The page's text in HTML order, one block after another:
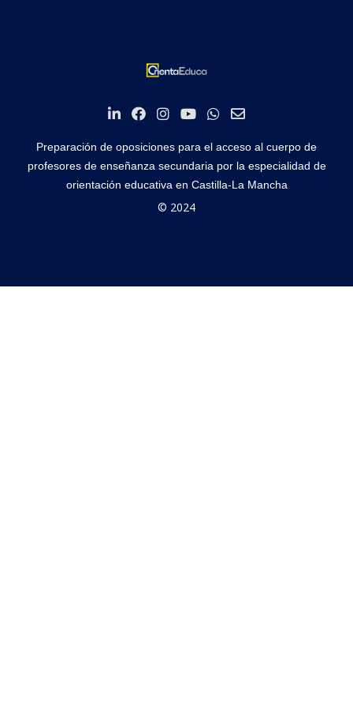
Preparación de oposiciones para el acceso al cuerpo de
profesores de enseñanza secundaria por la especialidad de
orientación educativa en Castilla-La Mancha
© 2024